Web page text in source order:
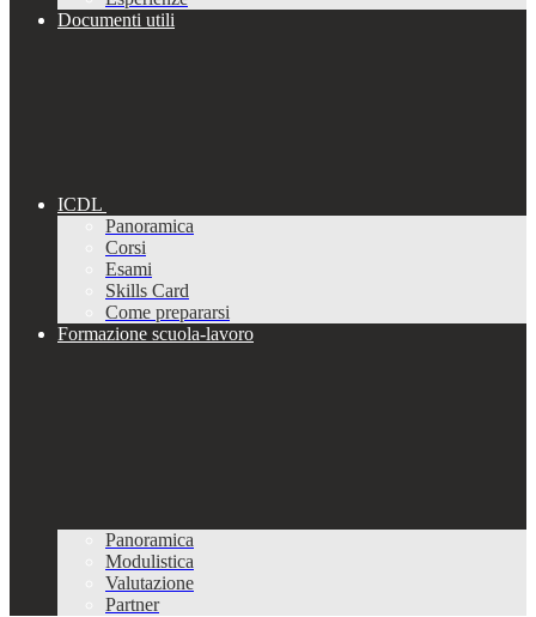
Documenti utili
ICDL
Panoramica
Corsi
Esami
Skills Card
Come prepararsi
Formazione scuola-lavoro
Panoramica
Modulistica
Valutazione
Partner